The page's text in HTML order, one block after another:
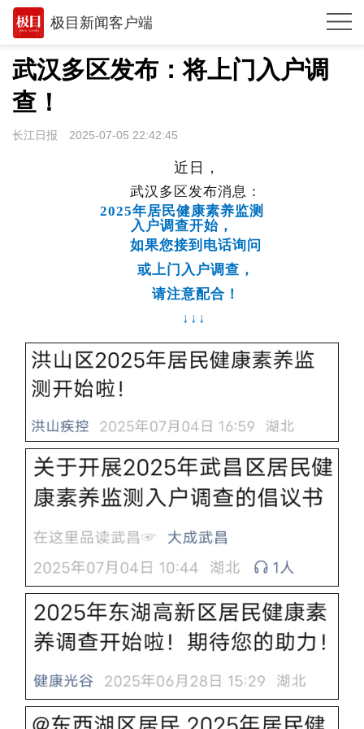
极目新闻客户端
推荐
观点
时政
经济
城建
科教
健康
悠游
相亲
汽车
房产
消费
武汉多区发布：将上门入户调
查！
长江日报 2025-07-05 22:42:45
近日，
武汉多区发布消息：
2025年居民健康素养监测
入户调查开始，
如果您接到电话询问
或上门入户调查，
请注意配合！
↓ ↓↓